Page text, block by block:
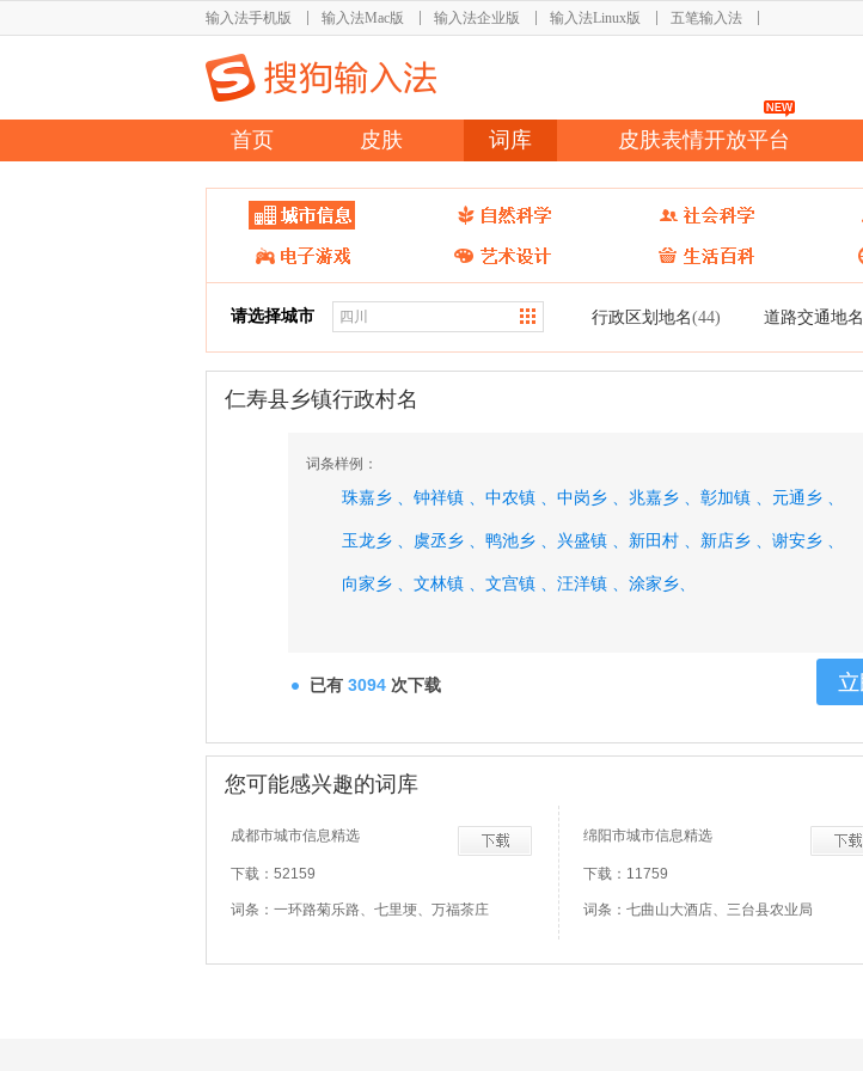
输入法手机版 输入法Mac版 输入法企业版 输入法Linux版 五笔输入法
首页 皮肤 词库 皮肤表情开放平台
请选择城市 行政区划地名(44) 道路交通地名
仁寿县乡镇行政村名
词条样例：
珠嘉乡 、 钟祥镇 、 中农镇 、 中岗乡 、 兆嘉乡 、 彰加镇 、 元通乡 、
玉龙乡 、 虞丞乡 、 鸭池乡 、 兴盛镇 、 新田村 、 新店乡 、 谢安乡 、
向家乡 、 文林镇 、 文宫镇 、 汪洋镇 、 涂家乡、
已有 3094 次下载
您可能感兴趣的词库
成都市城市信息精选
下载：52159
词条：一环路菊乐路、七里埂、万福茶庄
绵阳市城市信息精选
下载：11759
词条：七曲山大酒店、三台县农业局